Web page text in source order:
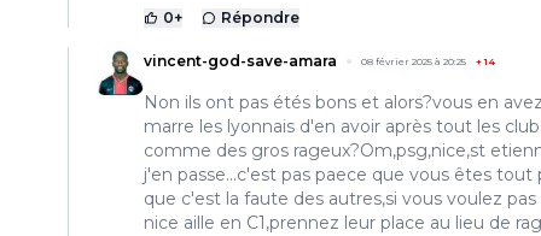
0+ Répondre
vincent-god-save-amara 08 février 2025 à 20:25 +14
Non ils ont pas étés bons et alors?vous en
marre les lyonnais d'en avoir après tout les
comme des gros rageux?Om,psg,nice,st
j'en passe...c'est pas paece que vous êtes tout
que c'est la faute des autres,si vous voulez
nice aille en C1,prennez leur place au lieu de